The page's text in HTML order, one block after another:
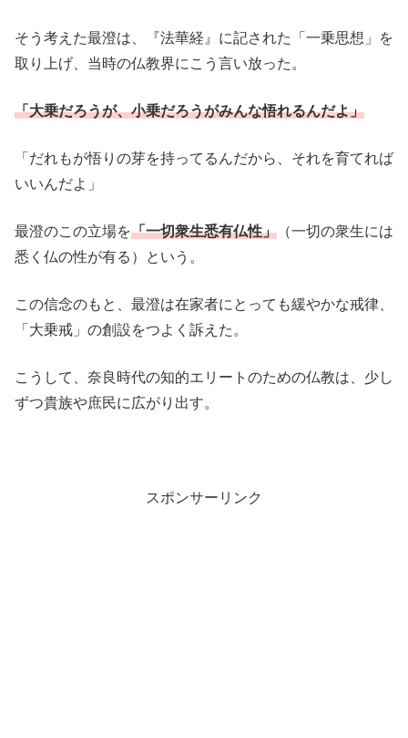
そう考えた最澄は、『法華経』に記された「一乗思想」を
取り上げ、当時の仏教界にこう言い放った。
「大乗だろうが、小乗だろうがみんな悟れるんだよ」
「だれもが悟りの芽を持ってるんだから、それを育てれば
いいんだよ」
最澄のこの立場を「一切衆生悉有仏性」 （一切の衆生には
悉く仏の性が有る）という。
この信念のもと、最澄は在家者にとっても緩やかな戒律、
「大乗戒」の創設をつよく訴えた。
こうして、奈良時代の知的エリートのための仏教は、少し
ずつ貴族や庶民に広がり出す。
スポンサーリンク